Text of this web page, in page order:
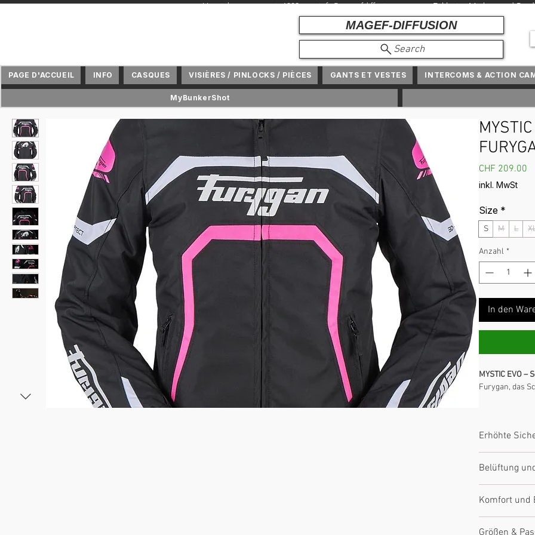
+ Vertriebspartner seit 1982 +info@magefdiffusion.com+ Exklusive Marken und
MAGEF-DIFFUSION
Search
CHF 209.00
inkl. MwSt
Size *
S M L
Anzahl *
In den
MYSTIC EVO –
Furygan, das
Materialien:
Komfort:
Sicherheit:
Erhöhte
Abriebfeste
Belüftung
zur
Komfort und
Größen &
PAGE D'ACCUEIL INFO CASQUES VISIÈRES / PINLOCKS / PIÈCES GANTS ET VESTES INTERCOMS & ACTION
MyBunkerShot